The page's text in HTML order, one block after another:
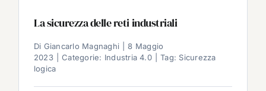
La sicurezza delle reti industriali
Di Giancarlo Magnaghi
8 Maggio
2023
Categorie: Industria 4.0 Tag: Sicurezza
logica